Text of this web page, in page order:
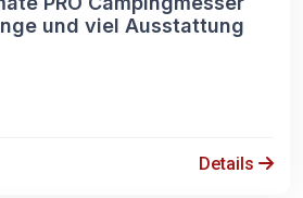
und viel Ausstattung
Details